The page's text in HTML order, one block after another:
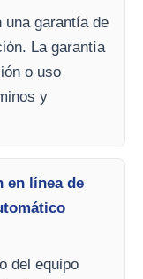
una garantía de
La garantía
o uso
y
en línea de
del equipo